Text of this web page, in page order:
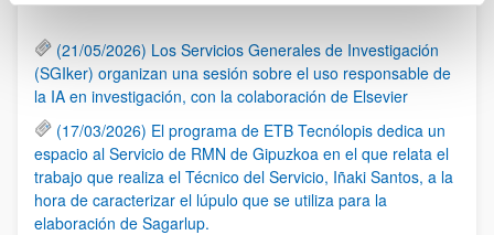
(21/05/2026) Los Servicios Generales de Investigación
(SGIker) organizan una sesión sobre el uso responsable de
la IA en investigación, con la colaboración de Elsevier
(17/03/2026) El programa de ETB Tecnólopis dedica un
espacio al Servicio de RMN de Gipuzkoa en el que relata el
trabajo que realiza el Técnico del Servicio, Iñaki Santos, a la
hora de caracterizar el lúpulo que se utiliza para la
elaboración de Sagarlup.